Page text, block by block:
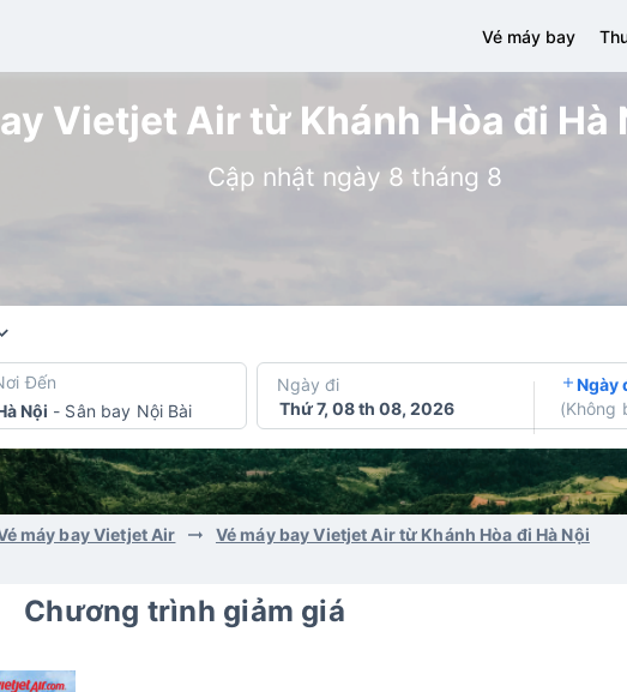
Vé máy bay
Vietjet Air từ Khánh Hòa đi Hà
Cập nhật ngày 8 tháng 8
Đến
Nội - Sân bay Nội Bài
Ngày đi
Thứ 7, 08 th 08, 2026
Ngày
(Không
máy bay Vietjet Air Vé máy bay Vietjet Air từ Khánh Hòa đi Hà Nội
Chương trình giảm giá